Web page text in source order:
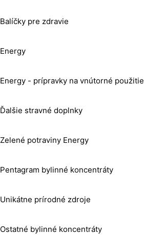
Balíčky pre zdravie
Energy
Energy - prípravky na vnútorné použitie
Ďalšie stravné doplnky
Zelené potraviny Energy
Pentagram bylinné koncentráty
Unikátne prírodné zdroje
Ostatné bylinné koncentráty